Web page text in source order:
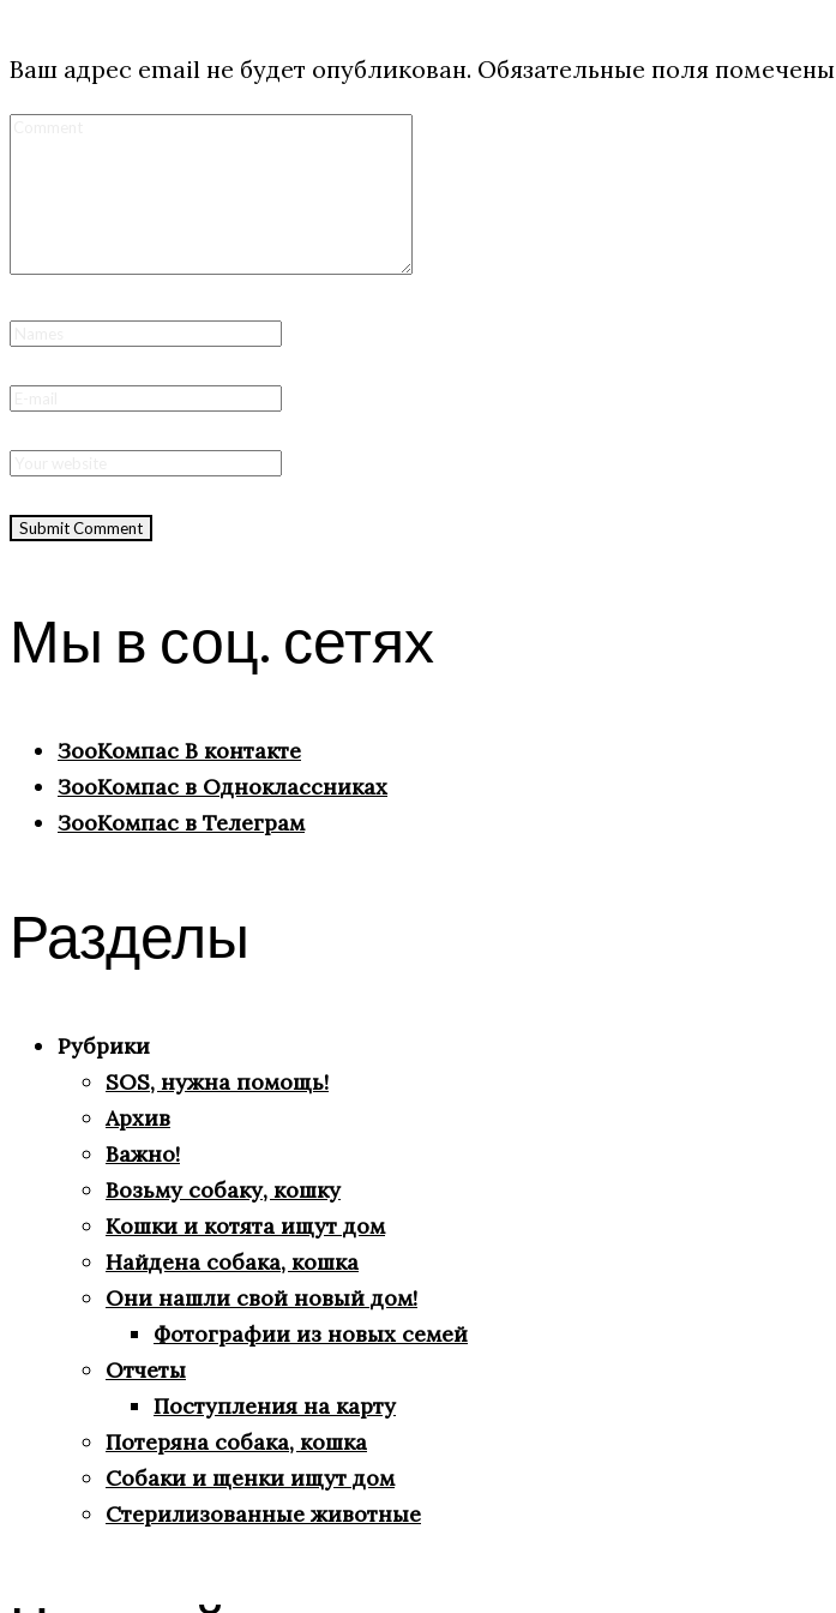
Ваш адрес email не будет опубликован. Обязательные поля помечены
Мы в соц. сетях
ЗооКомпас В контакте
ЗооКомпас в Одноклассниках
ЗооКомпас в Телеграм
Разделы
Рубрики
SOS, нужна помощь!
Архив
Важно!
Возьму собаку, кошку
Кошки и котята ищут дом
Найдена собака, кошка
Они нашли свой новый дом!
Фотографии из новых семей
Отчеты
Поступления на карту
Потеряна собака, кошка
Собаки и щенки ищут дом
Стерилизованные животные